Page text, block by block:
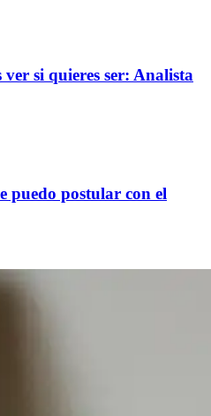
si quieres ser: Analista
puedo postular con el